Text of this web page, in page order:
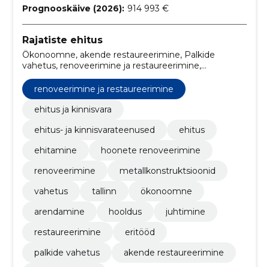
Prognooskäive (2026): 914 993 €
Rajatiste ehitus
Ökonoomne, akende restaureerimine, Palkide
vahetus, renoveerimine ja restaureerimine,
ERITÖÖD, restaureerimine, juhtimine, hooldus,
arendamine, tallinn
renoveerimine ja restaureerimine
ehitus ja kinnisvara
ehitus- ja kinnisvarateenused
ehitus
ehitamine
hoonete renoveerimine
renoveerimine
metallkonstruktsioonid
vahetus
tallinn
ökonoomne
arendamine
hooldus
juhtimine
restaureerimine
eritööd
palkide vahetus
akende restaureerimine